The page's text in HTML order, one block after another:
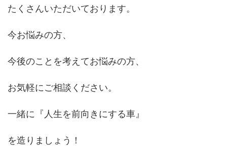
たくさんいただいております。
今お悩みの方、
今後のことを考えてお悩みの方、
お気軽にご相談ください。
一緒に『人生を前向きにする車』
を造りましょう！